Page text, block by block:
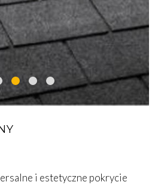
i estetyczne pokrycie